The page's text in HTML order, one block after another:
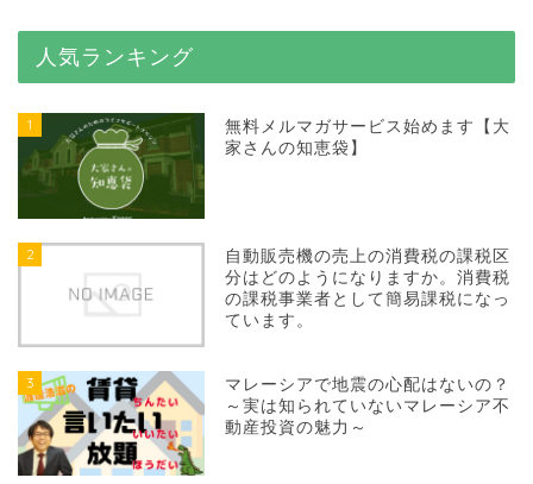
人気ランキング
1
無料メルマガサービス始めます【大
家さんの知恵袋】
2
自動販売機の売上の消費税の課税区
分はどのようになりますか。消費税
の課税事業者として簡易課税になっ
ています。
3
マレーシアで地震の心配はないの？
～実は知られていないマレーシア不
動産投資の魅力～